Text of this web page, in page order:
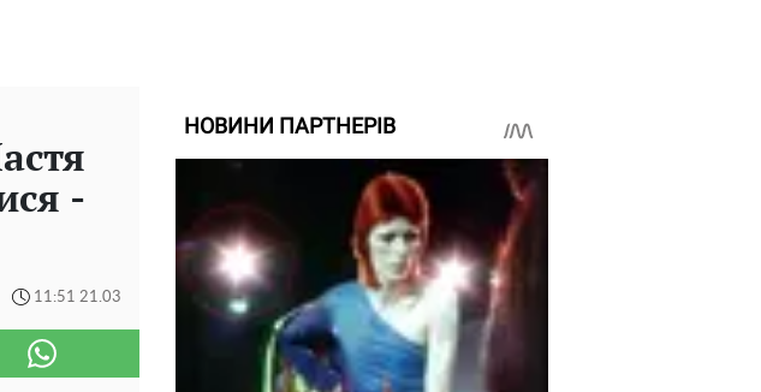
-
11:51 21.03
НОВИНИ ПАРТНЕРІВ